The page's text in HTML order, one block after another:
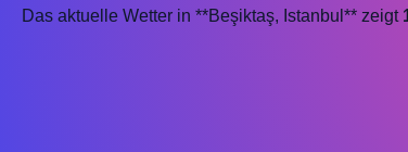
Das aktuelle Wetter in **Beşiktaş, Istanbul** zeigt